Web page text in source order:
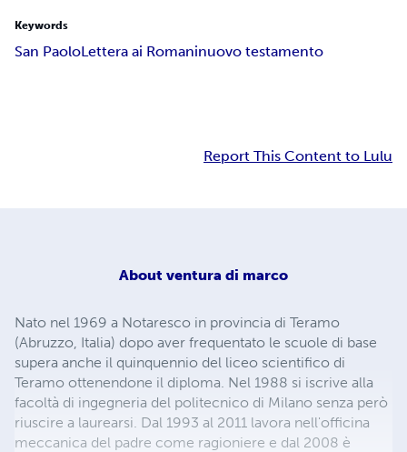
Keywords
San PaoloLettera ai Romaninuovo testamento
Report This Content to Lulu
About ventura di marco
Nato nel 1969 a Notaresco in provincia di Teramo
(Abruzzo, Italia) dopo aver frequentato le scuole di base
supera anche il quinquennio del liceo scientifico di
Teramo ottenendone il diploma. Nel 1988 si iscrive alla
facoltà di ingegneria del politecnico di Milano senza però
riuscire a laurearsi. Dal 1993 al 2011 lavora nell'officina
meccanica del padre come ragioniere e dal 2008 è